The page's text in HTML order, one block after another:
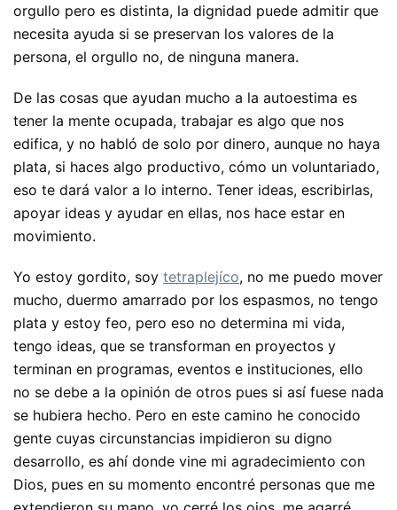
orgullo pero es distinta, la dignidad puede admitir que
necesita ayuda si se preservan los valores de la
persona, el orgullo no, de ninguna manera.
De las cosas que ayudan mucho a la autoestima es
tener la mente ocupada, trabajar es algo que nos
edifica, y no habló de solo por dinero, aunque no haya
plata, si haces algo productivo, cómo un voluntariado,
eso te dará valor a lo interno. Tener ideas, escribirlas,
apoyar ideas y ayudar en ellas, nos hace estar en
movimiento.
Yo estoy gordito, soy tetraplejíco, no me puedo mover
mucho, duermo amarrado por los espasmos, no tengo
plata y estoy feo, pero eso no determina mi vida,
tengo ideas, que se transforman en proyectos y
terminan en programas, eventos e instituciones, ello
no se debe a la opinión de otros pues si así fuese nada
se hubiera hecho. Pero en este camino he conocido
gente cuyas circunstancias impidieron su digno
desarrollo, es ahí donde vine mi agradecimiento con
Dios, pues en su momento encontré personas que me